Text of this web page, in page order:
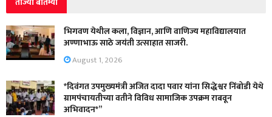
भिगवण येथील कला, विज्ञान, आणि वाणिज्य महाविद्यालयात
अण्णाभाऊ साठे जयंती उत्साहात साजरी.
August 1, 2026
*दिवंगत उपमुख्यमंत्री अजित दादा पवार यांना सिद्धेश्वर निंबोडी येथे
ग्रामपंचायतीच्या वतीने विविध सामाजिक उपक्रम राबवून
अभिवादन*”